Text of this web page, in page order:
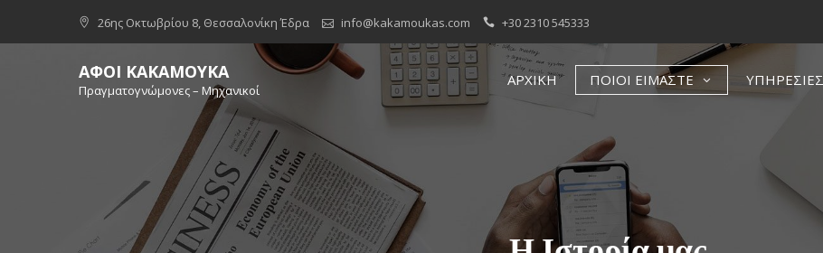
26ης Οκτωβρίου 8, Θεσσαλονίκη Έδρα info@kakamoukas.com +30 2310 545333
ΑΦΟΙ ΚΑΚΑΜΟΥΚΑ
Πραγματογνώμονες – Μηχανικοί
ΑΡΧΙΚΗ ΠΟΙΟΙ ΕΙΜΑΣΤΕ ΥΠΗΡΕΣΙΕΣ